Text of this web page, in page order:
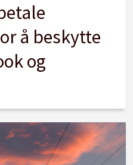
å beskytte
og